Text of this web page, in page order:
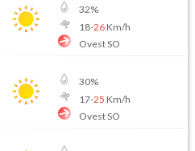
32%
18-26Km/h
Ovest SO
30%
17-25 Km/h
Ovest SO